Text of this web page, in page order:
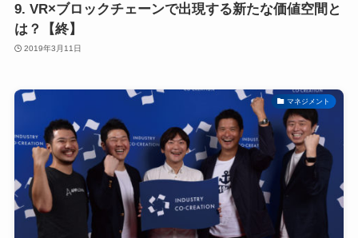
9. VR×ブロックチェーンで出現する新たな価値空間と
は？【終】
2019年3月11日
マネジメント